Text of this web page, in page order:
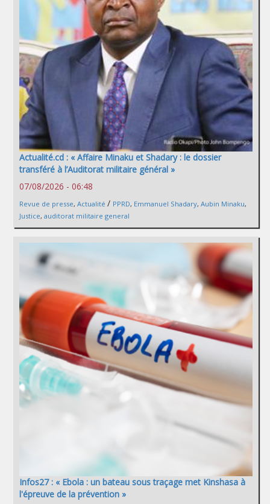
Actualité.cd : « Affaire Minaku et Shadary : le dossier
transféré à l’Auditorat militaire général »
07/08/2026 - 06:48
Revue de presse, Actualité / PPRD, Emmanuel Shadary, Aubin Minaku,
Justice, auditorat militaire general
Infos27 : « Ebola : un bateau sous traçage met Kinshasa à
l'épreuve de la prévention »